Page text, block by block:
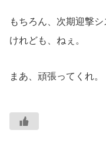
もちろん、次期迎撃
けれども、ねぇ。
まあ、頑張ってくれ。